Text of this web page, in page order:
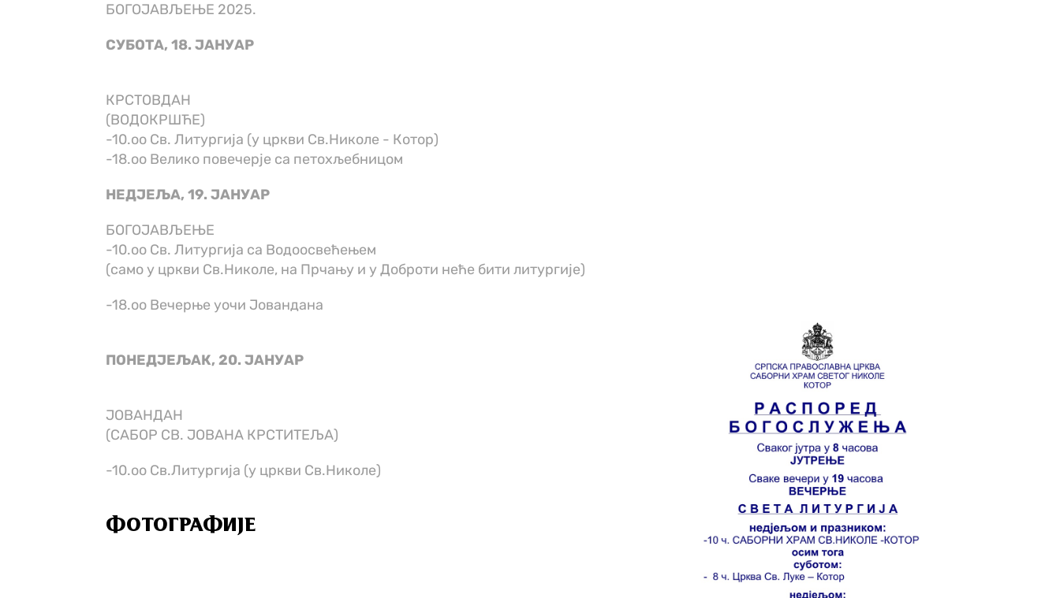
БОГОЈАВЉЕЊЕ 2025.
СУБОТА, 18. ЈАНУАР
КРСТОВДАН
(ВОДОКРШЋЕ)
-10.оо Св. Литургија (у цркви Св.Николе - Котор)
-18.оо Велико повечерје са петохљебницом
НЕДЈЕЉА, 19. ЈАНУАР
БОГОЈАВЉЕЊЕ
-10.оо Св. Литургија са Водоосвећењем
(само у цркви Св.Николе, на Прчању и у Доброти неће бити литургије)
-18.оо Вечерње уочи Јовандана
ПОНЕДЈЕЉАК, 20. ЈАНУАР
ЈОВАНДАН
(САБОР СВ. ЈОВАНА КРСТИТЕЉА)
-10.оо Св.Литургија (у цркви Св.Николе)
ФОТОГРАФИЈЕ